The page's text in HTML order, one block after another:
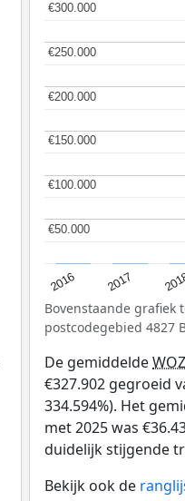
2016 2017
€50.000
€50.000
€100.000
€100.000
€150.000
€150.000
€200.000
€200.000
€250.000
€250.000
€300.000
€300.000
Bovenstaande grafiek
postcodegebied 4827
De gemiddeldeWOZ
€327.902 gegroeid
334.594%). Het
met 2025 was
duidelijk stijgende
Bekijk ook de